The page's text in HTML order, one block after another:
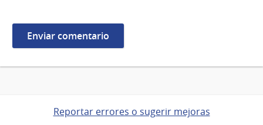
Reportar errores o sugerir mejoras